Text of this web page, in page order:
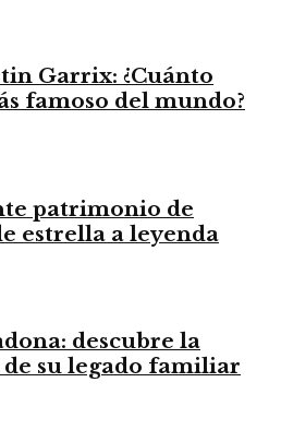
Garrix: ¿Cuánto
famoso del mundo?
patrimonio de
estrella a leyenda
descubre la
su legado familiar